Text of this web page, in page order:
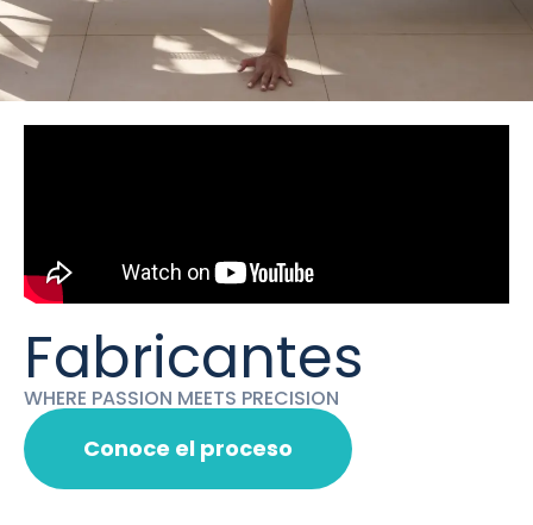
Fabricantes
WHERE PASSION MEETS PRECISION
Conoce el proceso